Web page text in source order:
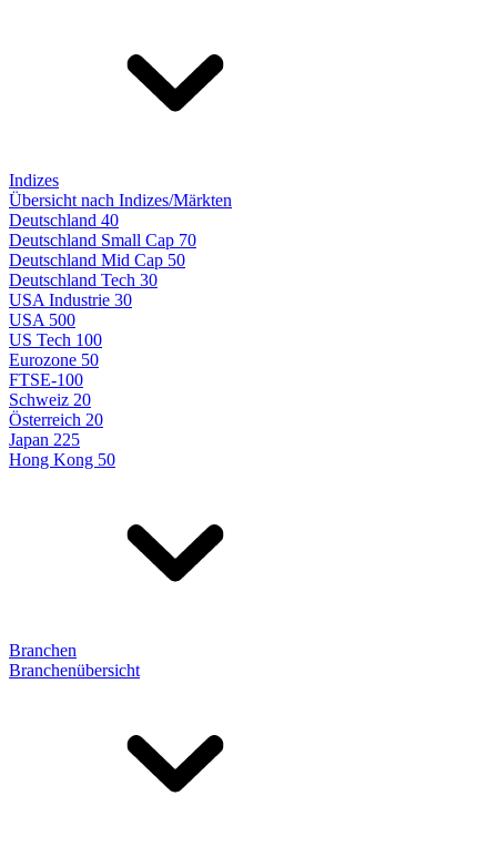
Indizes
Übersicht nach Indizes/Märkten
Deutschland 40
Deutschland Small Cap 70
Deutschland Mid Cap 50
Deutschland Tech 30
USA Industrie 30
USA 500
US Tech 100
Eurozone 50
FTSE-100
Schweiz 20
Österreich 20
Japan 225
Hong Kong 50
Branchen
Branchenübersicht